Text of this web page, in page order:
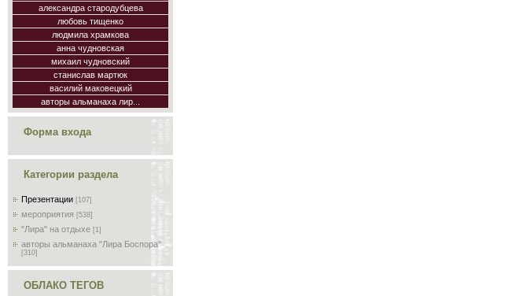
александра стародубцева
любовь тищенко
людмила храмкова
анна чудновская
михаил чудновский
станислав мартюк
василий маковецкий
авторы альманаха лир...
Форма входа
Категории раздела
Презентации [107]
мероприятия [538]
"Лира" на отдыхе [1]
авторы альманаха "Лира Боспора"
[310]
ОБЛАКО ТЕГОВ